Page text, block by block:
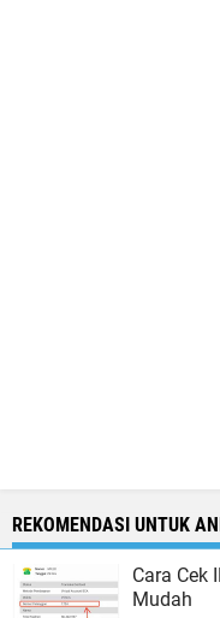
REKOMENDASI UNTUK
Cara Cek
Mudah